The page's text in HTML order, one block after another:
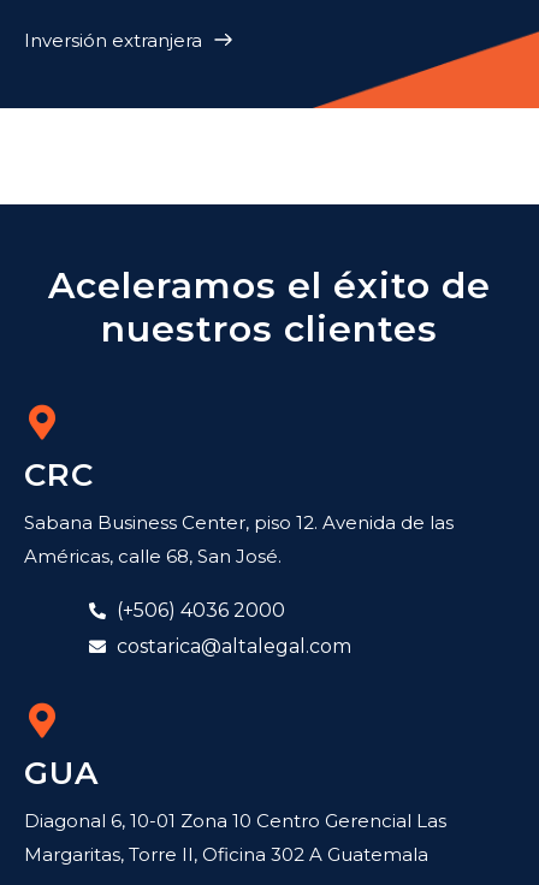
Inversión extranjera
Aceleramos el éxito de
nuestros clientes
CRC
Sabana Business Center, piso 12. Avenida de las
Américas, calle 68, San José.
(+506) 4036 2000
costarica@altalegal.com
GUA
Diagonal 6, 10-01 Zona 10 Centro Gerencial Las
Margaritas, Torre II, Oficina 302 A Guatemala